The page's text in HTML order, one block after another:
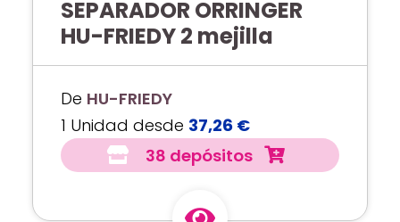
SEPARADOR ORRINGER
HU-FRIEDY 2 mejilla
De HU-FRIEDY
1 Unidad desde 37,26 €
38 depósitos